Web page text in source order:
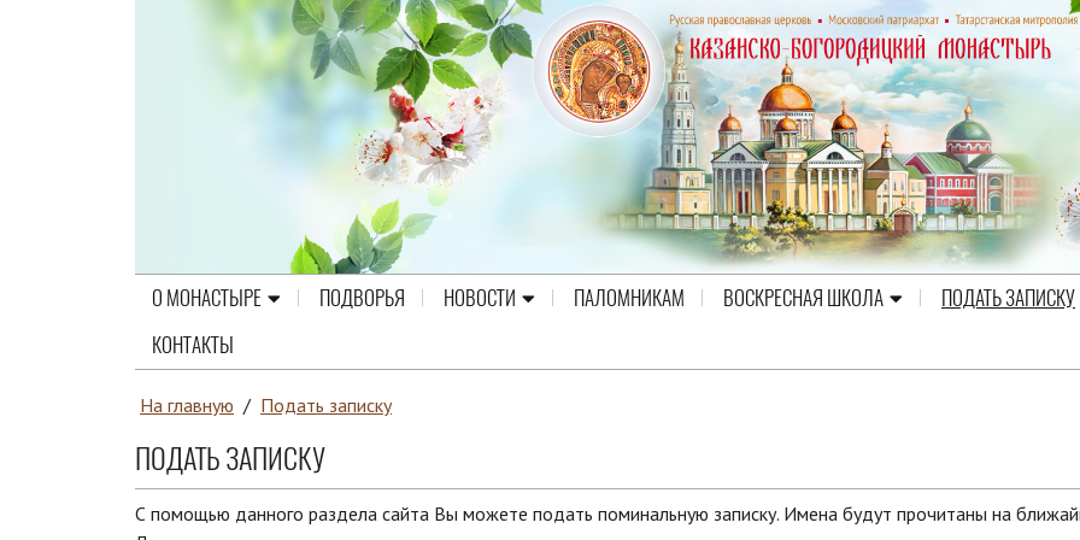
О МОНАСТЫРЕ ПОДВОРЬЯ НОВОСТИ ПАЛОМНИКАМ ВОСКРЕСНАЯ ШКОЛА
ПОДАТЬ ЗАПИСКУ
КОНТАКТЫ
На главную / Подать записку
ПОДАТЬ ЗАПИСКУ
С помощью данного раздела сайта Вы можете подать поминальную записку. Имена будут прочитаны на